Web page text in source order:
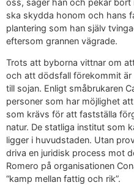
oss, säger han och pekar
ska skydda honom och hans
plantering som han själv
eftersom grannen vägrade.
Trots att byborna vittnar om
och att dödsfall förekommit
till sojan. Enligt småbrukaren
personer som har möjlighet
som krävs för att fastställa
natur. De statliga institut som
ligger i huvudstaden. Utan
driva en juridisk process mot
Romero på organisationen
“kamp mellan fattig och rik”.